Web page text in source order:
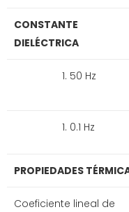
CONSTANTE
DIELÉCTRICA
50 Hz
0.1 Hz
PROPIEDADES
Coeficiente lineal de